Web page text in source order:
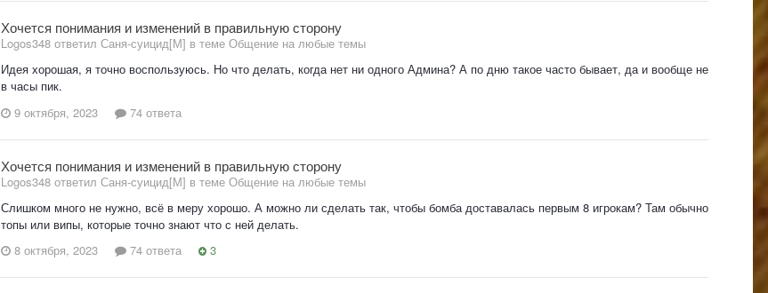
Хочется понимания и изменений в правильную сторону
Logos348 ответил Саня-суицид[М] в теме Общение на любые темы
Идея хорошая, я точно воспользуюсь. Но что делать, когда нет ни одного Админа? А по дню такое часто бывает, да и вообще не
в часы пик.
9 октября, 2023
74 ответа
Хочется понимания и изменений в правильную сторону
Logos348 ответил Саня-суицид[М] в теме Общение на любые темы
Слишком много не нужно, всё в меру хорошо. А можно ли сделать так, чтобы бомба доставалась первым 8 игрокам? Там обычно
топы или випы, которые точно знают что с ней делать.
8 октября, 2023
74 ответа 3